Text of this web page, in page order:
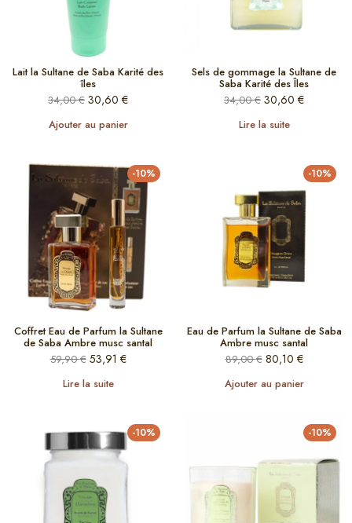
Lait la Sultane de Saba Karité des
îles
34,00€ 30,60 €
Ajouter au panier
Sels de gommage la Sultane de
Saba Karité des Îles
34,00€ 30,60 €
Lire la suite
-10%
Coffret Eau de Parfum la Sultane
de Saba Ambre musc santal
59,90€ 53,91 €
Lire la suite
-10%
Eau de Parfum la Sultane de Saba
Ambre musc santal
89,00€ 80,10 €
Ajouter au panier
-10% -10%